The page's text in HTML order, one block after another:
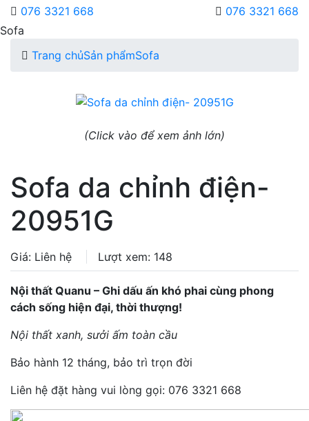
076 3321 668
076 3321 668
Sofa
Trang chủSản phẩmSofa
(Click vào để xem ảnh lớn)
Sofa da chỉnh điện-
20951G
Giá: Liên hệ Lượt xem: 148
Nội thất Quanu – Ghi dấu ấn khó phai cùng phong
cách sống hiện đại, thời thượng!
Nội thất xanh, sưởi ấm toàn cầu
Bảo hành 12 tháng, bảo trì trọn đời
Liên hệ đặt hàng vui lòng gọi: 076 3321 668